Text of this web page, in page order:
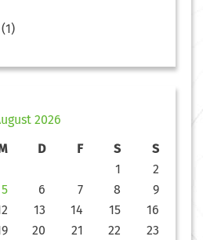
(1)
2026
D F S
S
1
2
5 6 7 8
9
13 14 15
16
20 21 22
23